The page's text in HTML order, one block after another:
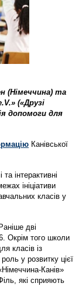
(Німеччина) та
(«Друзі
допомоги для
Канівської
інтерактивні
ініціативи
класів у
дві
Окрім того школи
класів із
у розвитку цієї
Канів»
які сприяють